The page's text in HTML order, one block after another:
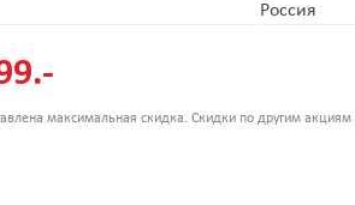
Россия
максимальная скидка. Скидки по другим акциям